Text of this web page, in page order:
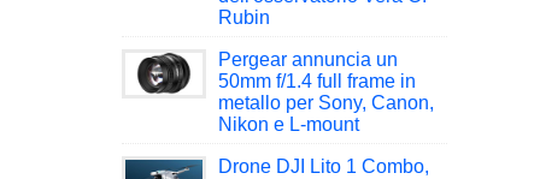
Rubin
Pergear annuncia un
50mm f/1.4 full frame in
metallo per Sony, Canon,
Nikon e L-mount
Drone DJI Lito 1 Combo,